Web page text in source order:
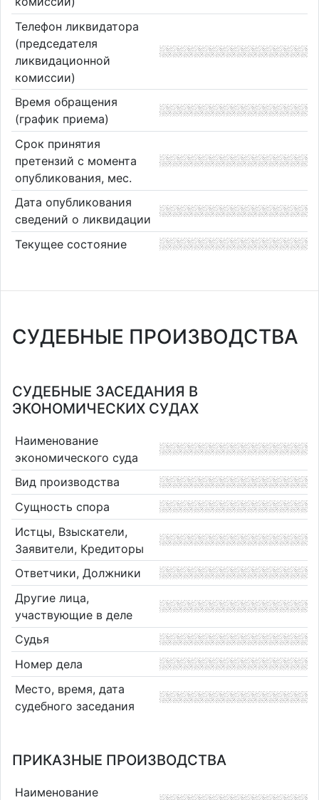
Телефон ликвидатора
(председателя
ликвидационной
комиссии)
Время обращения
(график приема)
Срок принятия
претензий с момента
опубликования, мес.
Дата опубликования
сведений о ликвидации
Текущее состояние
СУДЕБНЫЕ ПРОИЗВОДСТВА
СУДЕБНЫЕ ЗАСЕДАНИЯ В
ЭКОНОМИЧЕСКИХ СУДАХ
Наименование
экономического суда
Вид производства
Сущность спора
Истцы, Взыскатели,
Заявители, Кредиторы
Ответчики, Должники
Другие лица,
участвующие в деле
Судья
Номер дела
Место, время, дата
судебного заседания
ПРИКАЗНЫЕ ПРОИЗВОДСТВА
Наименование